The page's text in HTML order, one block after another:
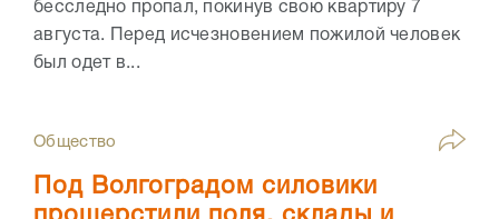
бесследно пропал, покинув свою квартиру 7
августа. Перед исчезновением пожилой человек
был одет в...
Общество
Под Волгоградом силовики